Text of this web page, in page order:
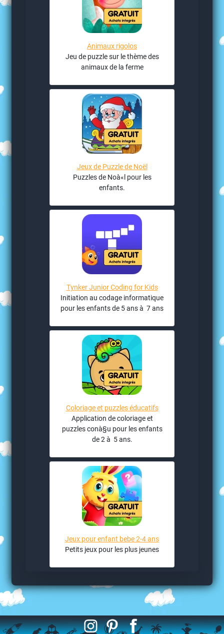
Animaux rigolos
Jeu de puzzle sur le thème des
animaux de la ferme
Jeux de Puzzle de Noël
Puzzles de Noà«l pour les
enfants.
Tynker Junior Coding for Kids
Initiation au codage informatique
pour les enfants de 5 ans à 7 ans
Coloriage et puzzles éducatifs
Application de coloriage et
puzzles conà§u pour les enfants
de 2 à 5 ans.
Jeux pour enfant bebe 2-4 ans
Petits jeux pour les plus jeunes